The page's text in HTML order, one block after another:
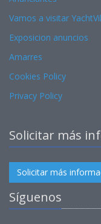
Vamos a visitar
Exposicion anuncios
Amarres
Cookies Policy
Privacy Policy
Solicitar más
Solicitar más
Síguenos